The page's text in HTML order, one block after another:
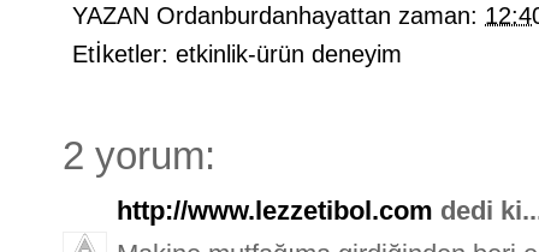
YAZAN Ordanburdanhayattan zaman:
Etİketler: etkinlik-ürün deneyim
2 yorum:
http://www.lezzetibol.com dedi